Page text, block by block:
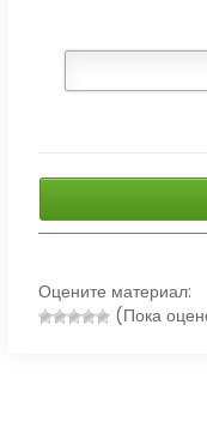
Оцените материал:
(Пока